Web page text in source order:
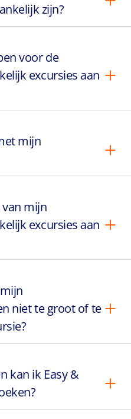
zijn?
voor de
excursies aan
mijn
mijn
excursies aan
niet te groot of te
kan ik Easy &